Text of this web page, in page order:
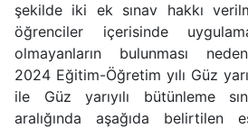
şekilde iki ek sınav hakkı
öğrenciler içerisinde
olmayanların bulunması
2024 Eğitim-Öğretim yılı Güz
ile Güz yarıyılı bütünleme
aralığında aşağıda belirtilen